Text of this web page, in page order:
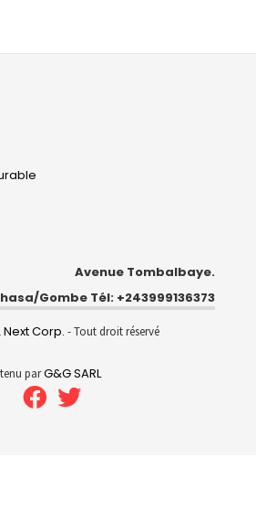
Avenue Tombalbaye.
Gombe Tél: +243999136373
Next Corp. - Tout droit réservé
parG&G SARL